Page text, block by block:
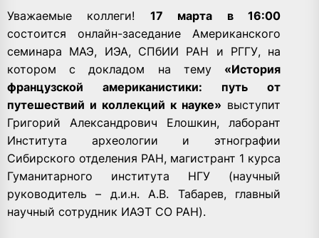
Уважаемые коллеги! 17 марта в 16:00
состоится онлайн-заседание Американского
семинара МАЭ, ИЭА, СПбИИ РАН и РГГУ, на
котором с докладом на тему «История
французской американистики: путь от
путешествий и коллекций к науке» выступит
Григорий Александрович Елошкин, лаборант
Института археологии и этнографии
Сибирского отделения РАН, магистрант 1 курса
Гуманитарного института НГУ (научный
руководитель – д.и.н. А.В. Табарев, главный
научный сотрудник ИАЭТ СО РАН).